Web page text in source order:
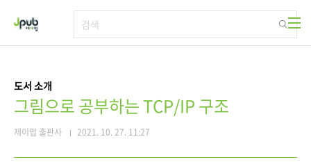
도서 소개
그림으로 공부하는 TCP/IP 구조
제이펍 출판사 2021. 10. 27. 11:27